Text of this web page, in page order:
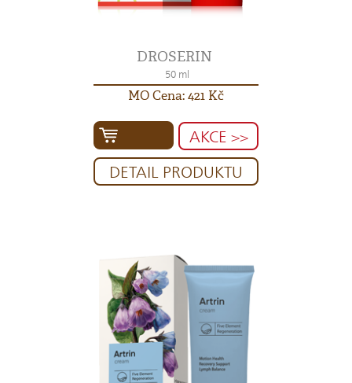
DROSERIN
50 ml
MO Cena: 421 Kč
AKCE >>
DETAIL PRODUKTU